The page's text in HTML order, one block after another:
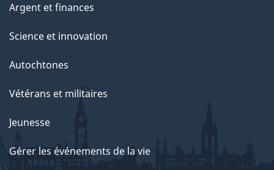
Argent et finances
Science et innovation
Autochtones
Vétérans et militaires
Jeunesse
Gérer les événements de la vie